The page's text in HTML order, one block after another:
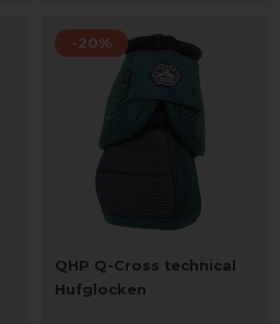
-20%
QHP Q-Cross technical
Hufglocken